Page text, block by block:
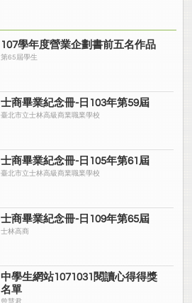
107學年度營業企劃書前五名作品
第65屆學生
士商畢業紀念冊-日103年第59屆
臺北市立士林高級商業職業學校
士商畢業紀念冊-日105年第61屆
臺北市立士林高級商業職業學校
士商畢業紀念冊-日109年第65屆
士林高商
中學生網站1071031閱讀心得得獎
名單
曾慧君